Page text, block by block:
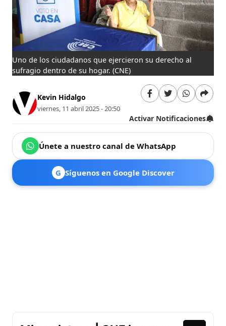
Uno de los ciudadanos que ejercieron su derecho al
sufragio dentro de su hogar. (CNE)
Kevin Hidalgo
viernes, 11 abril 2025 - 20:50
Activar Notificaciones
Únete a nuestro canal de WhatsApp
G Síguenos en Google Discover